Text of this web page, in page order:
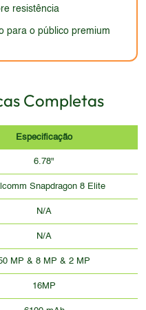
resistência
para o público premium
Completas
Especificação
6.78"
Snapdragon 8 Elite
N/A
N/A
MP & 8 MP & 2 MP
16MP